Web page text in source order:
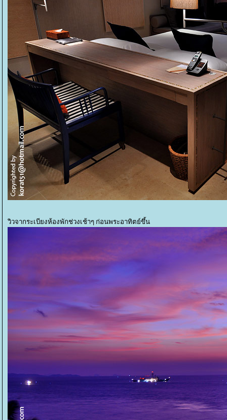
วิวจากระเบียงห้องพักช่วงเช้าๆ ก่อนพระอาทิตย์ขึ้น